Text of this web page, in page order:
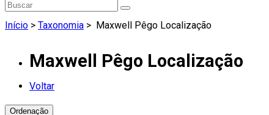
Início > Taxonomia > Maxwell Pêgo Localização
Maxwell Pêgo Localização
Voltar
Ordenação